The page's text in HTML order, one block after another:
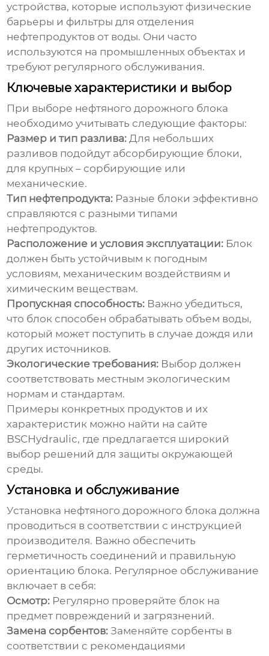
устройства, которые используют физические
барьеры и фильтры для отделения
нефтепродуктов от воды. Они часто
используются на промышленных объектах и
требуют регулярного обслуживания.
Ключевые характеристики и выбор
При выборе нефтяного дорожного блока
необходимо учитывать следующие факторы:
Размер и тип разлива: Для небольших
разливов подойдут абсорбирующие блоки,
для крупных – сорбирующие или
механические.
Тип нефтепродукта: Разные блоки эффективно
справляются с разными типами
нефтепродуктов.
Расположение и условия эксплуатации: Блок
должен быть устойчивым к погодным
условиям, механическим воздействиям и
химическим веществам.
Пропускная способность: Важно убедиться,
что блок способен обрабатывать объем воды,
который может поступить в случае дождя или
других источников.
Экологические требования: Выбор должен
соответствовать местным экологическим
нормам и стандартам.
Примеры конкретных продуктов и их
характеристик можно найти на сайте
BSCHydraulic, где предлагается широкий
выбор решений для защиты окружающей
среды.
Установка и обслуживание
Установка нефтяного дорожного блока должна
проводиться в соответствии с инструкцией
производителя. Важно обеспечить
герметичность соединений и правильную
ориентацию блока. Регулярное обслуживание
включает в себя:
Осмотр: Регулярно проверяйте блок на
предмет повреждений и загрязнений.
Замена сорбентов: Заменяйте сорбенты в
соответствии с рекомендациями